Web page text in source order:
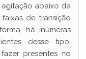
abaixo da
de transição
há inúmeras
desse tipo.
presentes no